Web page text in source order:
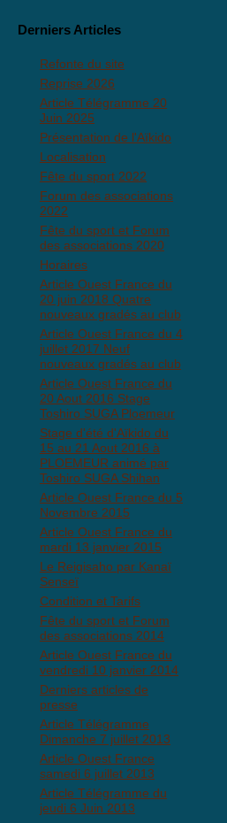
Derniers Articles
Refonte du site
Reprise 2026
Article Télégramme 20
Juin 2025
Présentation de l'Aïkido
Localisation
Fête du sport 2022
Forum des associations
2022
Fête du sport et Forum
des associations 2020
Horaires
Article Ouest France du
20 juin 2018 Quatre
nouveaux gradés au club
Article Ouest France du 4
juillet 2017 Neuf
nouveaux gradés au club
Article Ouest France du
20 Aout 2016 Stage
Toshiro SUGA Ploemeur
Stage d'été d'Aïkido du
15 au 21 Aout 2016 à
PLOEMEUR animé par
Toshiro SUGA Shihan
Article Ouest France du 5
Novembre 2015
Article Ouest France du
mardi 13 janvier 2015
Le Reigisaho par Kanaï
Senseï
Condition et Tarifs
Fête du sport et Forum
des associations 2014
Article Ouest France du
vendredi 10 janvier 2014
Derniers articles de
presse
Article Télégramme
Dimanche 7 juillet 2013
Article Ouest France
samedi 6 juillet 2013
Article Télégramme du
jeudi 6 Juin 2013